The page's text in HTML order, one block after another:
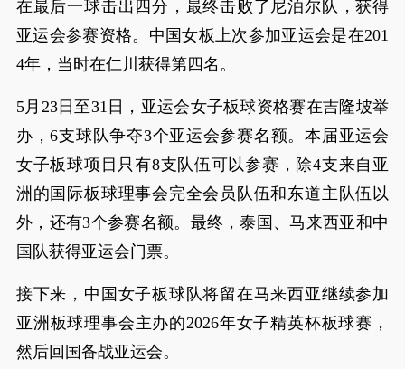
在最后一球击出四分，最终击败了尼泊尔队，获得
亚运会参赛资格。中国女板上次参加亚运会是在201
4年，当时在仁川获得第四名。
5月23日至31日，亚运会女子板球资格赛在吉隆坡举
办，6支球队争夺3个亚运会参赛名额。本届亚运会
女子板球项目只有8支队伍可以参赛，除4支来自亚
洲的国际板球理事会完全会员队伍和东道主队伍以
外，还有3个参赛名额。最终，泰国、马来西亚和中
国队获得亚运会门票。
接下来，中国女子板球队将留在马来西亚继续参加
亚洲板球理事会主办的2026年女子精英杯板球赛，
然后回国备战亚运会。